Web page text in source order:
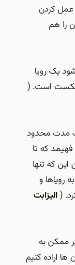
عمل کردن
را هم
یک رویا
است. (
مدت محدود
که تا
که تنها
رویاها و
(الیزابت
ممکن به
ها اراده کنیم